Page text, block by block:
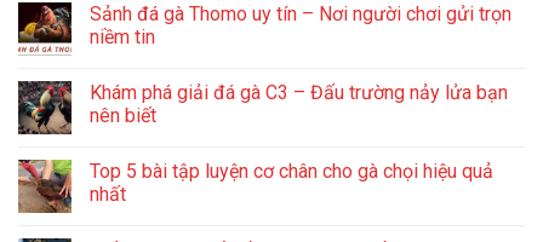
Sảnh đá gà Thomo uy tín – Nơi người chơi gửi trọn
niềm tin
Khám phá giải đá gà C3 – Đấu trường nảy lửa bạn
nên biết
Top 5 bài tập luyện cơ chân cho gà chọi hiệu quả
nhất